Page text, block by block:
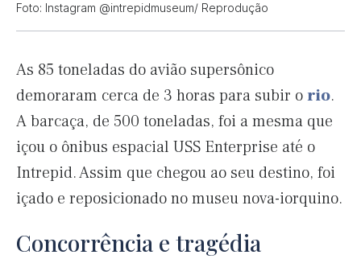
Foto: Instagram @intrepidmuseum/ Reprodução
As 85 toneladas do avião supersônico
demoraram cerca de 3 horas para subir orio.
A barcaça, de 500 toneladas, foi a mesma que
içou o ônibus espacial USS Enterprise até o
Intrepid. Assim que chegou ao seu destino, foi
içado e reposicionado no museu nova-iorquino.
Concorrência e tragédia